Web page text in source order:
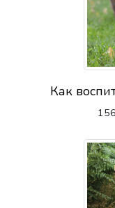
Как